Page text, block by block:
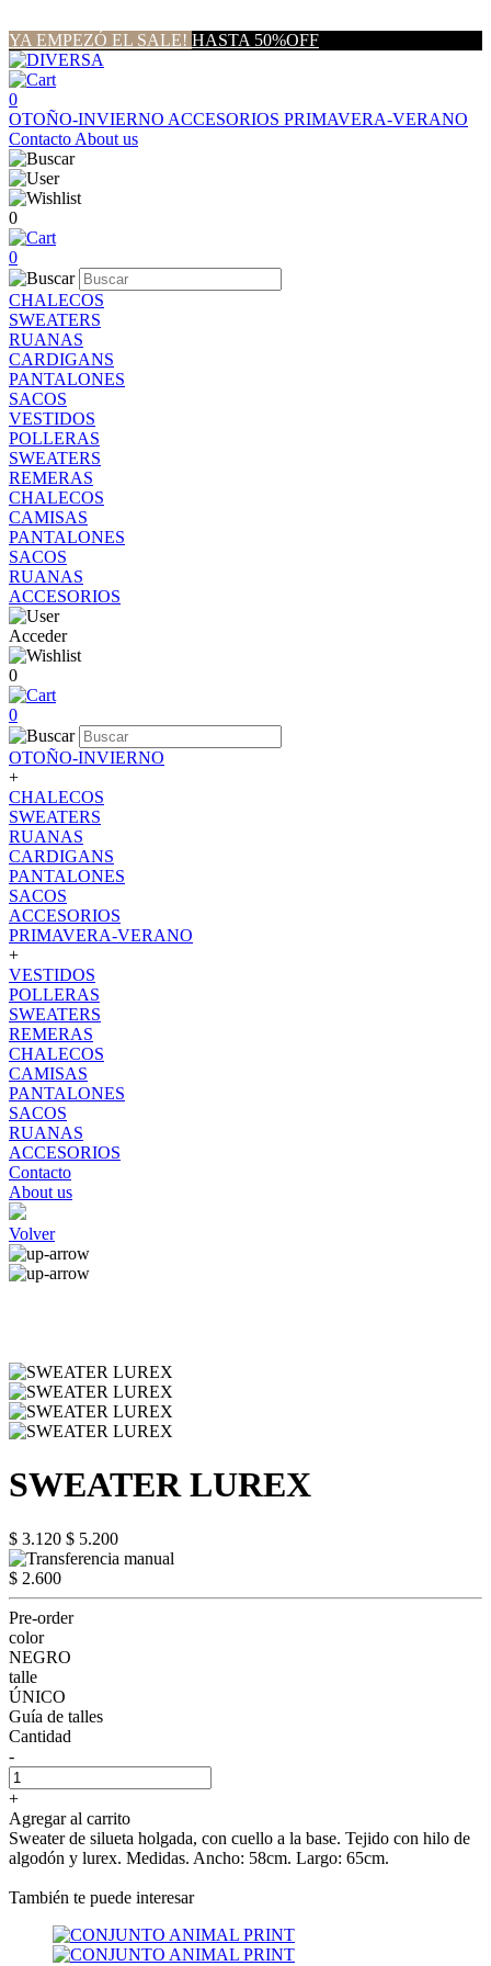
YA EMPEZÓ EL SALE! HASTA 50%OFF
0
OTOÑO-INVIERNO ACCESORIOS PRIMAVERA-VERANO
Contacto About us
0
0
CHALECOS
SWEATERS
RUANAS
CARDIGANS
PANTALONES
SACOS
VESTIDOS
POLLERAS
SWEATERS
REMERAS
CHALECOS
CAMISAS
PANTALONES
SACOS
RUANAS
ACCESORIOS
Acceder
0
0
OTOÑO-INVIERNO
+
CHALECOS
SWEATERS
RUANAS
CARDIGANS
PANTALONES
SACOS
ACCESORIOS
PRIMAVERA-VERANO
+
VESTIDOS
POLLERAS
SWEATERS
REMERAS
CHALECOS
CAMISAS
PANTALONES
SACOS
RUANAS
ACCESORIOS
Contacto
About us
Volver
SWEATER LUREX
$ 3.120 $ 5.200
$ 2.600
Pre-order
color
NEGRO
talle
ÚNICO
Guía de talles
Cantidad
-
+
Agregar al carrito
Sweater de silueta holgada, con cuello a la base. Tejido con hilo de
algodón y lurex. Medidas. Ancho: 58cm. Largo: 65cm.
También te puede interesar